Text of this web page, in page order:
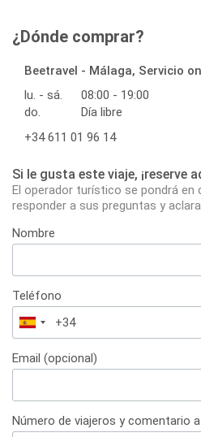
¿Dónde comprar?
Beetravel - Málaga, Servicio
lu. - sá.
08:00 - 19:00
do.
Día libre
+34 611 01 96 14
Si le gusta este viaje, ¡reserve
El operador turístico se pondrá
responder a sus preguntas y
Nombre
Teléfono
España
+34
Email (opcional)
Número de viajeros y comentario